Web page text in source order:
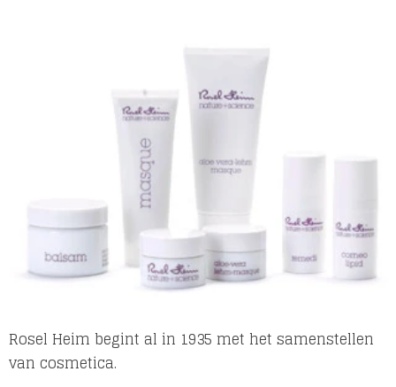
Rosel Heim begint al in 1935 met het samenstellen
van cosmetica.